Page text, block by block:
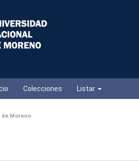
Colecciones Listar
de Moreno